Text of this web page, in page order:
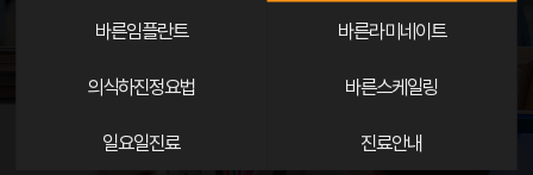
바른임플란트 바른라미네이트
의식하진정요법 바른스케일링
일요일진료 진료안내
BARUN IMPLANT DENTAL CLINIC